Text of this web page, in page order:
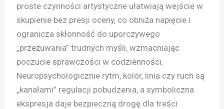
proste czynności artystyczne ułatwiają wejście w
skupienie bez presji oceny, co obniża napięcie i
ogranicza skłonność do uporczywego
„przeżuwania” trudnych myśli, wzmacniając
poczucie sprawczości w codzienności.
Neuropsychologicznie rytm, kolor, linia czy ruch są
„kanałami” regulacji pobudzenia, a symboliczna
ekspresja daje bezpieczną drogę dla treści